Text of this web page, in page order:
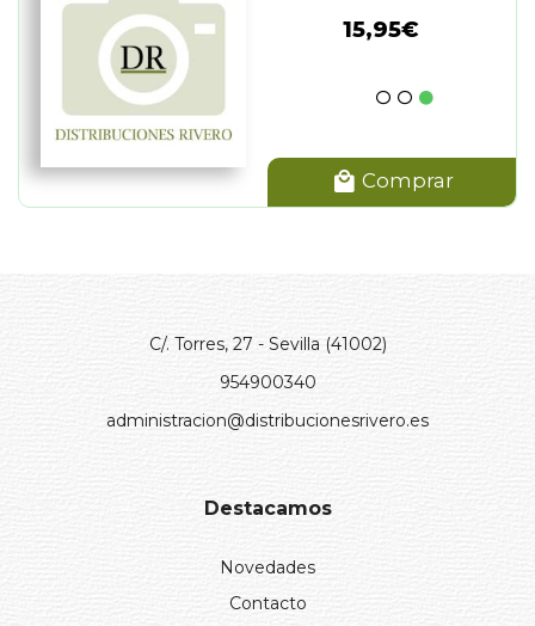
15,95€
Comprar
C/. Torres, 27 - Sevilla (41002)
954900340
administracion@distribucionesrivero.es
Destacamos
Novedades
Contacto